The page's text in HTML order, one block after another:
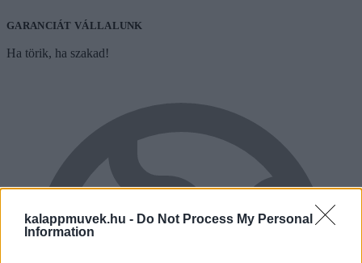
kalappmuvek.hu - Do Not Process My Personal
Information
GARANCIÁT VÁLLALUNK
Ha törik, ha szakad!